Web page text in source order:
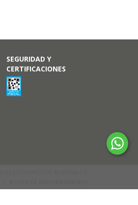
SEGURIDAD Y
CERTIFICACIONES